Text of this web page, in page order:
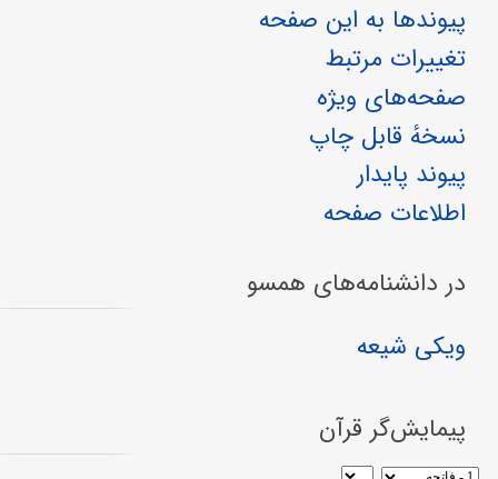
پیوندها به این صفحه
تغییرات مرتبط
صفحه‌های ویژه
نسخهٔ قابل چاپ
پیوند پایدار
اطلاعات صفحه
در دانشنامه‌های همسو
ویکی شیعه
پیمایش‌گر قرآن